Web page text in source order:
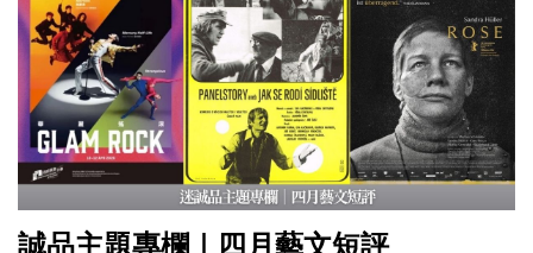
誠品主題專欄｜四月藝文短評